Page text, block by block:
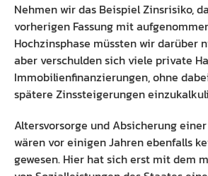
Nehmen wir das Beispiel Zinsrisiko,
vorherigen Fassung mit
Hochzinsphase müssten wir darüber
aber verschulden sich viele private
Immobilienfinanzierungen, ohne
spätere Zinssteigerungen
Altersvorsorge und Absicherung
wären vor einigen Jahren ebenfalls
gewesen. Hier hat sich erst mit dem